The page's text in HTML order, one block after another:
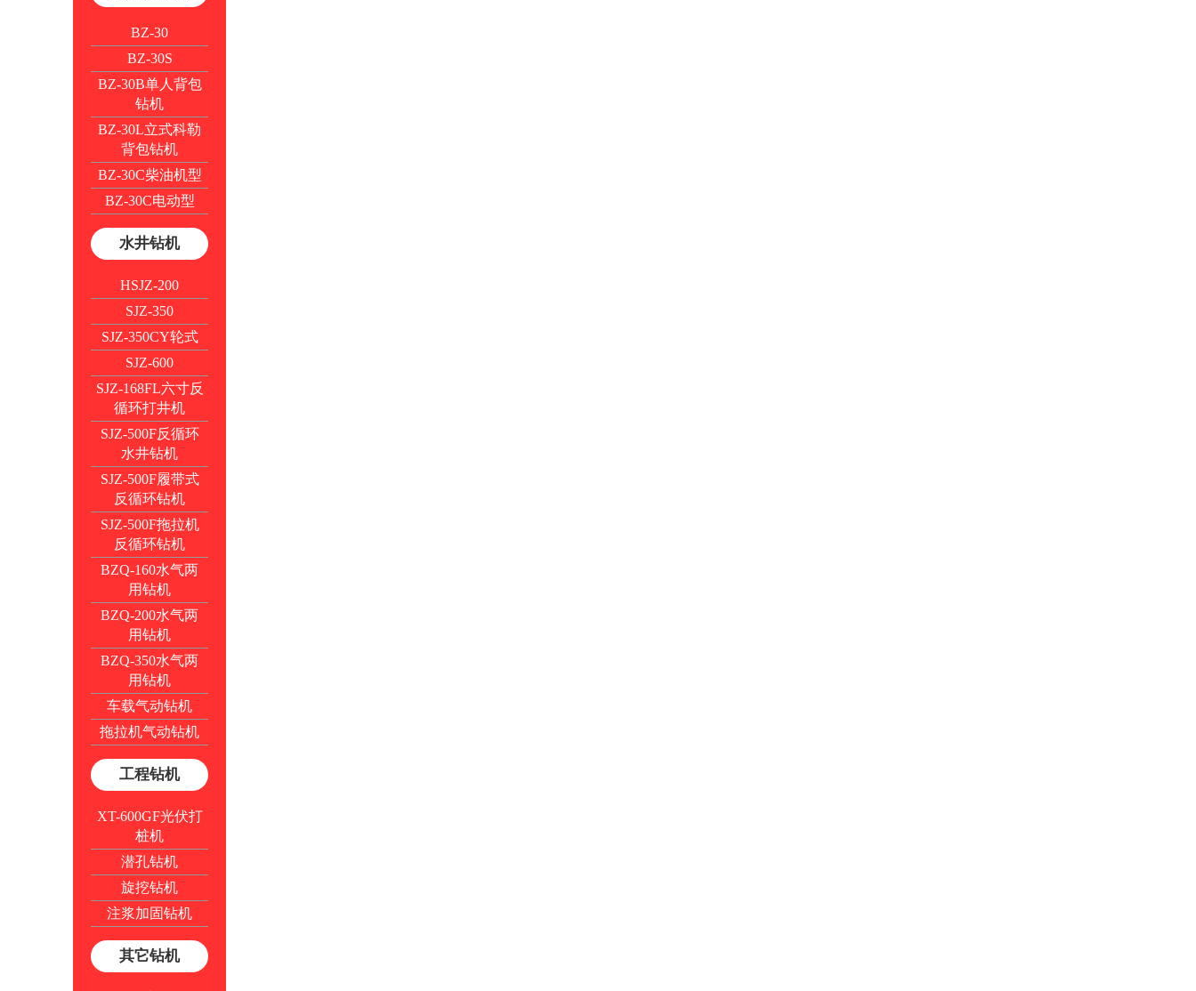
BZ-30
BZ-30S
BZ-30B单人背包
钻机
BZ-30L立式科勒
背包钻机
BZ-30C柴油机型
BZ-30C电动型
水井钻机
HSJZ-200
SJZ-350
SJZ-350CY轮式
SJZ-600
SJZ-168FL六寸反
循环打井机
SJZ-500F反循环
水井钻机
SJZ-500F履带式
反循环钻机
SJZ-500F拖拉机
反循环钻机
BZQ-160水气两
用钻机
BZQ-200水气两
用钻机
BZQ-350水气两
用钻机
车载气动钻机
拖拉机气动钻机
工程钻机
XT-600GF光伏打
桩机
潜孔钻机
旋挖钻机
注浆加固钻机
其它钻机